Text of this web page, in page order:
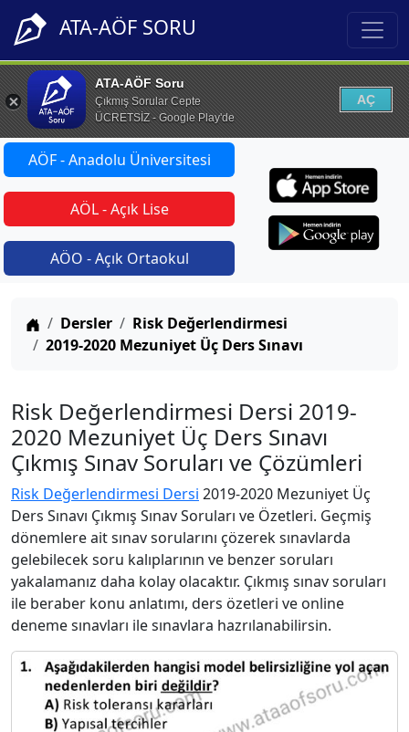
ATA-AÖF SORU
ATA-AÖF Soru
Çıkmış Sorular Cepte
ÜCRETSİZ - Google Play'de
AÇ
AÖF - Anadolu Üniversitesi
AÖL - Açık Lise
AÖO - Açık Ortaokul
Anasayfa
Dersler
Risk Değerlendirmesi
2019-2020 Mezuniyet Üç Ders Sınavı
Risk Değerlendirmesi Dersi 2019-
2020 Mezuniyet Üç Ders Sınavı
Çıkmış Sınav Soruları ve Çözümleri
Risk Değerlendirmesi Dersi 2019-2020 Mezuniyet Üç
Ders Sınavı Çıkmış Sınav Soruları ve Özetleri. Geçmiş
dönemlere ait sınav sorularını çözerek sınavlarda
gelebilecek soru kalıplarının ve benzer soruları
yakalamanız daha kolay olacaktır. Çıkmış sınav soruları
ile beraber konu anlatımı, ders özetleri ve online
deneme sınavları ile sınavlara hazrılanabilirsin.